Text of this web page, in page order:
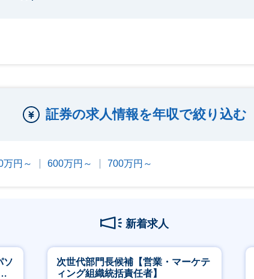
証券の求人情報を年収で絞り込む
万円～ 600万円～ 700万円～
新着求人
ソ
次世代部門長候補【営業・マーケテ
ィング組織統括責任者】